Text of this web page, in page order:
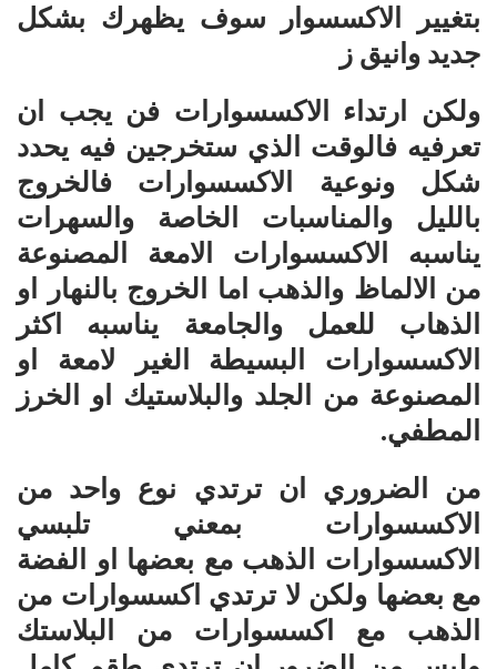
بتغيير الاكسسوار سوف يظهرك بشكل
جديد وانيق ز
ولكن ارتداء الاكسسوارات فن يجب ان
تعرفيه فالوقت الذي ستخرجين فيه يحدد
شكل ونوعية الاكسسوارات فالخروج
بالليل والمناسبات الخاصة والسهرات
يناسبه الاكسسوارات الامعة المصنوعة
من الالماظ والذهب اما الخروج بالنهار او
الذهاب للعمل والجامعة يناسبه اكثر
الاكسسوارات البسيطة الغير لامعة او
المصنوعة من الجلد والبلاستيك او الخرز
المطفي.
من الضروري ان ترتدي نوع واحد من
الاكسسوارات بمعني تلبسي
الاكسسوارات الذهب مع بعضها او الفضة
مع بعضها ولكن لا ترتدي اكسسوارات من
الذهب مع اكسسوارات من البلاستك